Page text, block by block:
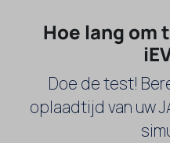
Hoe lang om
Doe de test!
oplaadtijd van uw